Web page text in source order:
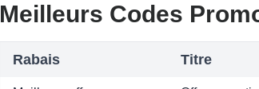
Meilleurs Codes
Rabais Titre